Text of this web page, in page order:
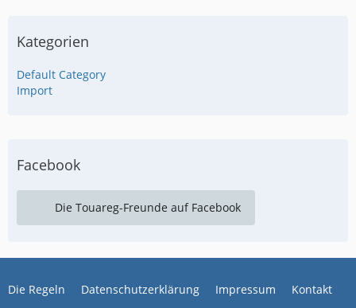
Kategorien
Default Category
Import
Facebook
Die Touareg-Freunde auf Facebook
Die Regeln Datenschutzerklärung Impressum Kontakt